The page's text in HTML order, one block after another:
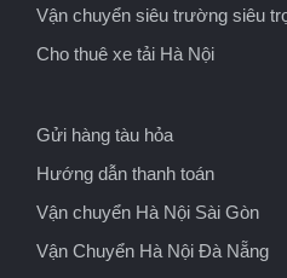
Vận chuyển siêu trường siêu
Cho thuê xe tải Hà Nội
Gửi hàng tàu hỏa
Hướng dẫn thanh toán
Vận chuyển Hà Nội Sài Gòn
Vận Chuyển Hà Nội Đà Nẵng